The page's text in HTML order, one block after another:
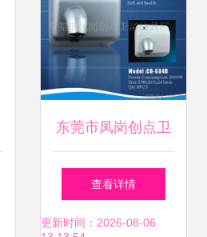
东莞市凤岗创点卫
浴洁具厂 专业卫浴
洁具销售与干手机
查看详情
更新时间：2026-08-06